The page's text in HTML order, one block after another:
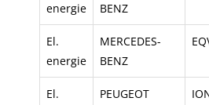
energie
BENZ
El.
energie
MERCEDES-
BENZ
El.
PEUGEOT